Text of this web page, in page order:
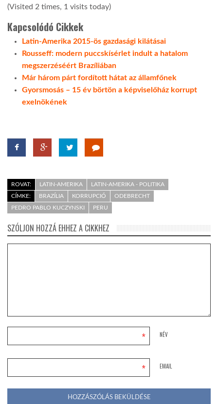
(Visited 2 times, 1 visits today)
Kapcsolódó Cikkek
Latin-Amerika 2015-ös gazdasági kilátásai
Rousseff: modern puccskísérlet indult a hatalom
megszerzéséért Brazíliában
Már három párt fordított hátat az államfőnek
Gyorsmosás – 15 év börtön a képviselőház korrupt
exelnökének
ROVAT: LATIN-AMERIKA
LATIN-AMERIKA - POLITIKA
CÍMKE:
BRAZÍLIA KORRUPCIÓ
ODEBRECHT
PEDRO PABLO KUCZYNSKI
PERU
SZÓLJON HOZZÁ EHHEZ A CIKKHEZ
NÉV
*
EMAIL
*